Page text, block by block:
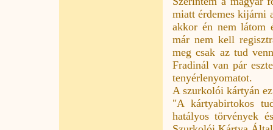
miatt érdemes kijárni
akkor én nem látom
már nem kell
meg csak az tud
Fradinál van pár
tenyérlenyomatot.
A szurkolói kártyán
"A kártyabirtokos
hatályos törvények